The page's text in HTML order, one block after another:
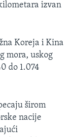
izvan
Koreja i Kina
mora, uskog
do 1.074
širom
nacije